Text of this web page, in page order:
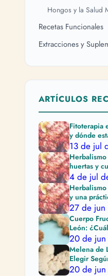
Hongos y la Salud
Recetas Funcionales
Extracciones y
ARTÍCULOS
Fitoterapia
y dónde
13 de jul
huertas y
4 de jul
y una
27 de
Cuerpo
León:
20 de
Melena de
Elegir
20 de